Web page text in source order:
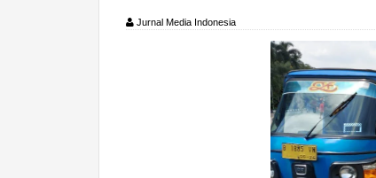
Jurnal Media Indonesia